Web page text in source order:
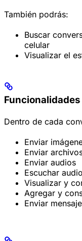
También podrás:
Buscar
celular
Visualizar el
Dentro de cada
Enviar
Enviar
Enviar audios
Escuchar
Visualizar y
Agregar y
Enviar